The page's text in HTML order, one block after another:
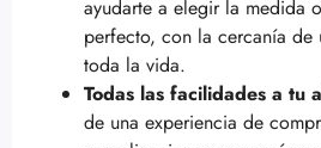
ayudarte a elegir la medida
perfecto, con la cercanía de
toda la vida.
Todas las facilidades a tu
de una experiencia de